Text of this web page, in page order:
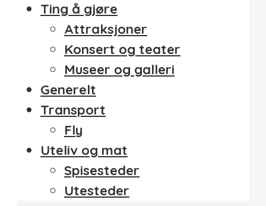
Ting å gjøre
Attraksjoner
Konsert og teater
Museer og galleri
Generelt
Transport
Fly
Uteliv og mat
Spisesteder
Utesteder